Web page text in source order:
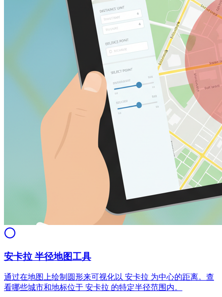
安卡拉 半径地图工具
通过在地图上绘制圆形来可视化以 安卡拉 为中心的距离。查
看哪些城市和地标位于 安卡拉 的特定半径范围内。